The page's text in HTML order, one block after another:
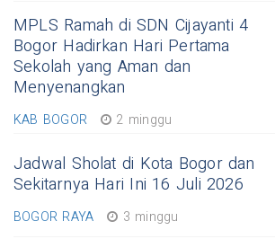
MPLS Ramah di SDN Cijayanti 4
Bogor Hadirkan Hari Pertama
Sekolah yang Aman dan
Menyenangkan
KAB BOGOR 2 minggu
Jadwal Sholat di Kota Bogor dan
Sekitarnya Hari Ini 16 Juli 2026
BOGOR RAYA 3 minggu